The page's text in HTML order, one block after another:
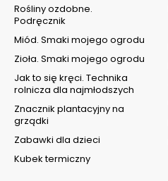
Rośliny ozdobne.
Podręcznik
Miód. Smaki mojego ogrodu
Zioła. Smaki mojego ogrodu
Jak to się kręci. Technika
rolnicza dla najmłodszych
Znacznik plantacyjny na
grządki
Zabawki dla dzieci
Kubek termiczny